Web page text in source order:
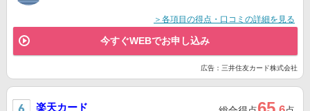
＞各項目の得点・口コミの詳細を見る
今すぐWEBでお申し込み
広告：三井住友カード株式会社
楽天カード